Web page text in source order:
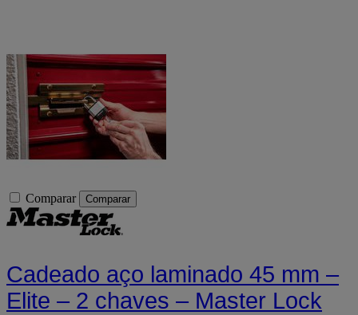
Comparar Comparar
Cadeado aço laminado 45 mm –
Elite – 2 chaves – Master Lock